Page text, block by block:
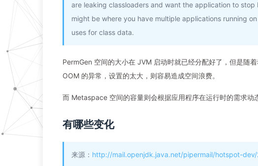
are leaking classloaders and want the application to
might be where you have multiple applications running
uses for class data.
PermGen 空间的大小在 JVM 启动时就已经分配好了，但是随
OOM 的异常，设置的太大，则容易造成空间浪费。
而 Metaspace 空间的容量则会根据应用程序在运行时的需求动
有哪些变化
来源： http://mail.openjdk.java.net/pipermail/hotspot-